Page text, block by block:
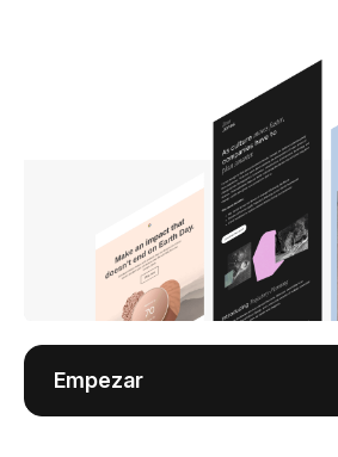
Empezar